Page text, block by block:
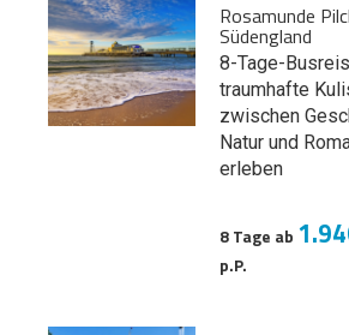
Rosamunde
Südengland
8-Tage-
traumhafte
zwischen
Natur und
erleben
8 Tage ab
p.P.